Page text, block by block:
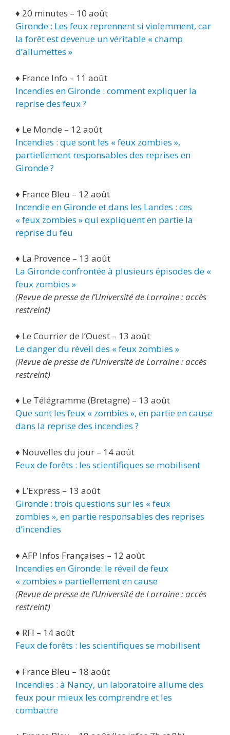
♦ 20 minutes – 10 août
Gironde : Les feux reprennent si violemment, car
la forêt est devenue un véritable « champ
d’allumettes »
♦ France Info – 11 août
Incendies en Gironde : comment expliquer la
reprise des feux ?
♦ Le Monde – 12 août
Incendies : que sont les « feux zombies »,
partiellement responsables des reprises en
Gironde ?
♦ France Bleu – 12 août
Incendie en Gironde et dans les Landes : ces
« feux zombies » qui expliquent en partie la
reprise du feu
♦ La Provence – 13 août
La Gironde confrontée à plusieurs épisodes de «
feux zombies »
(Revue de presse de l’Université de Lorraine : accès
restreint)
♦ Le Courrier de l’Ouest – 13 août
Le danger du réveil des « feux zombies »
(Revue de presse de l’Université de Lorraine : accès
restreint)
♦ Le Télégramme (Bretagne) – 13 août
Que sont les feux « zombies », en partie en cause
dans la reprise des incendies ?
♦ Nouvelles du jour – 14 août
Feux de forêts : les scientifiques se mobilisent
♦ L’Express – 13 août
Gironde : trois questions sur les « feux
zombies », en partie responsables des reprises
d’incendies
♦ AFP Infos Françaises – 12 août
Incendies en Gironde: le réveil de feux
« zombies » partiellement en cause
(Revue de presse de l’Université de Lorraine : accès
restreint)
♦ RFI – 14 août
Feux de forêts : les scientifiques se mobilisent
♦ France Bleu – 18 août
Incendies : à Nancy, un laboratoire allume des
feux pour mieux les comprendre et les
combattre